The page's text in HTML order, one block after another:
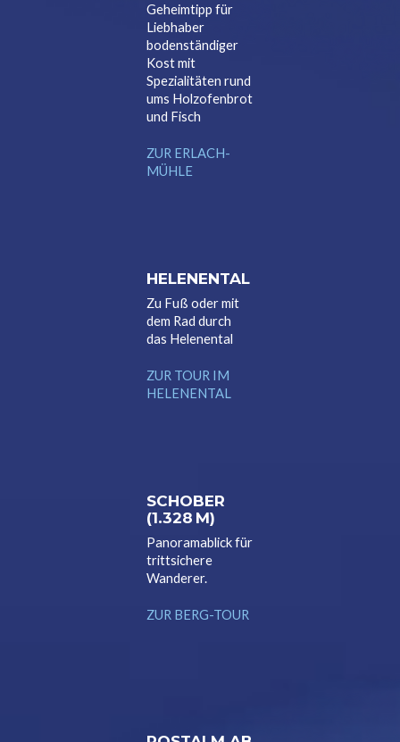
Geheimtipp für
Liebhaber
bodenständiger
Kost mit
Spezialitäten rund
ums Holzofenbrot
und Fisch
ZUR ERLACH-
MÜHLE
HELENENTAL
Zu Fuß oder mit
dem Rad durch
das Helenental
ZUR TOUR IM
HELENENTAL
SCHOBER
(1.328 M)
Panoramablick für
trittsichere
Wanderer.
ZUR BERG-TOUR